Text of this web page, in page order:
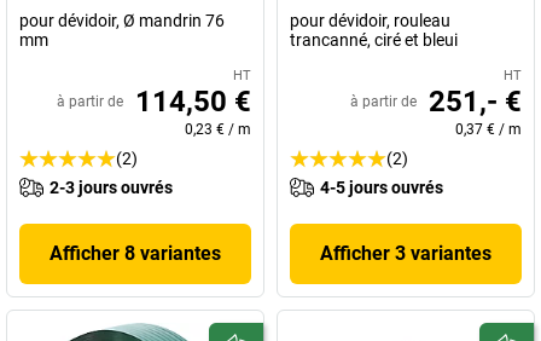
pour dévidoir, Ø mandrin 76
mm
HT
à partir de 114,50 €
0,23 € / m
(2)
2-3 jours ouvrés
Afficher 8 variantes
pour dévidoir, rouleau
trancanné, ciré et bleui
HT
à partir de 251,- €
0,37 € / m
(2)
4-5 jours ouvrés
Afficher 3 variantes